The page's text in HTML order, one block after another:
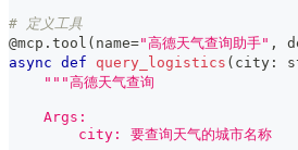
# 定义工具
@mcp . tool ( name="高德天气查询助手" ,
async def query_logistics ( city :
"""高德天气查询
    Args:
        city: 要查询天气的城市名称